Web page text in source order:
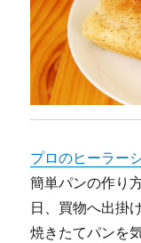
プロのヒーラー
簡単パンの作り
日、買物へ出掛
焼きたてパンを